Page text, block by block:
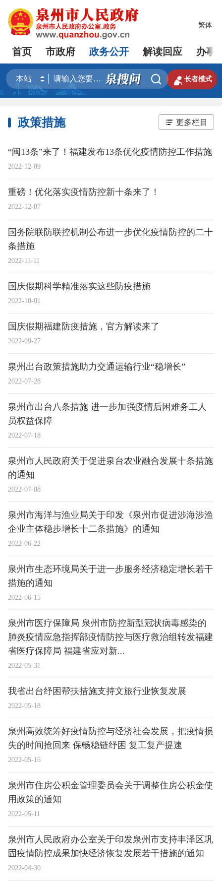
繁体
首页 市政府 政务公开 解读回应 办事
  长者模式
政策措施 更多栏目
2022-12-09
“闽13条”来了！福建发布13条优化疫情防控工作措施
2022-12-07
重磅！优化落实疫情防控新十条来了！
2022-11-11
国务院联防联控机制公布进一步优化疫情防控的二十
条措施
2022-10-01
国庆假期科学精准落实这些防疫措施
2022-09-27
国庆假期福建防疫措施，官方解读来了
2022-07-28
泉州出台政策措施助力交通运输行业“稳增长”
2022-07-18
泉州市出台八条措施 进一步加强疫情后困难务工人
员权益保障
2022-07-08
泉州市人民政府关于促进泉台农业融合发展十条措施
的通知
2022-06-22
泉州市海洋与渔业局关于印发《泉州市促进涉海涉渔
企业主体稳步增长十二条措施》的通知
2022-06-15
泉州市生态环境局关于进一步服务经济稳定增长若干
措施的通知
2022-05-31
泉州市医疗保障局 泉州市防控新型冠状病毒感染的
肺炎疫情应急指挥部疫情防控与医疗救治组转发福建
省医疗保障局 福建省应对新...
2022-05-18
我省出台纾困帮扶措施支持文旅行业恢复发展
2022-05-16
泉州高效统筹好疫情防控与经济社会发展，把疫情损
失的时间抢回来 保畅稳链纾困 复工复产提速
2022-05-11
泉州市住房公积金管理委员会关于调整住房公积金使
用政策的通知
2022-04-30
泉州市人民政府办公室关于印发泉州市支持丰泽区巩
固疫情防控成果加快经济恢复发展若干措施的通知